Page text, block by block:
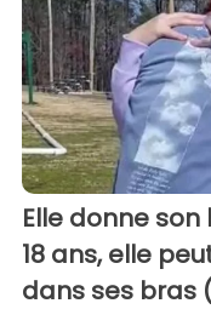
Elle donne
18 ans, elle
dans ses bras